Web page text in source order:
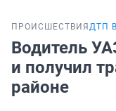
ПРОИСШЕСТВИЯ ДТП
Водитель
и получил
районе